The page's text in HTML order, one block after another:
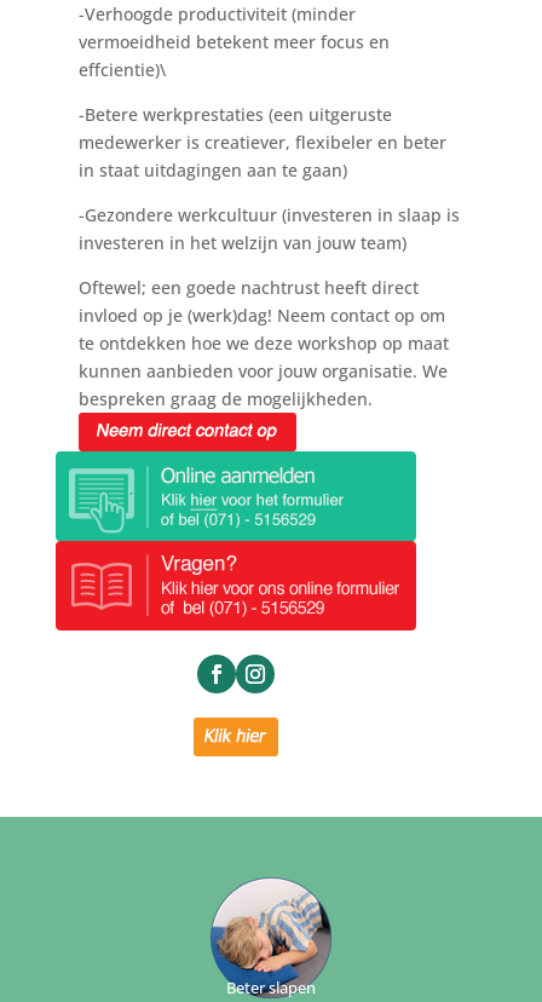
-Verhoogde productiviteit (minder
vermoeidheid betekent meer focus en
effcientie)\
-Betere werkprestaties (een uitgeruste
medewerker is creatiever, flexibeler en beter
in staat uitdagingen aan te gaan)
-Gezondere werkcultuur (investeren in slaap is
investeren in het welzijn van jouw team)
Oftewel; een goede nachtrust heeft direct
invloed op je (werk)dag! Neem contact op om
te ontdekken hoe we deze workshop op maat
kunnen aanbieden voor jouw organisatie. We
bespreken graag de mogelijkheden.
Beter slapen